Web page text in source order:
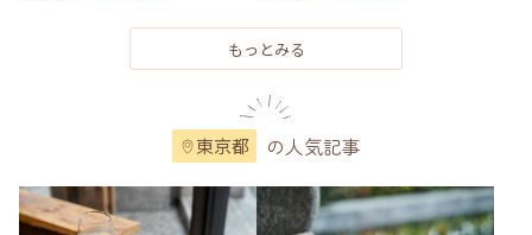
もっとみる
東京都 の人気記事